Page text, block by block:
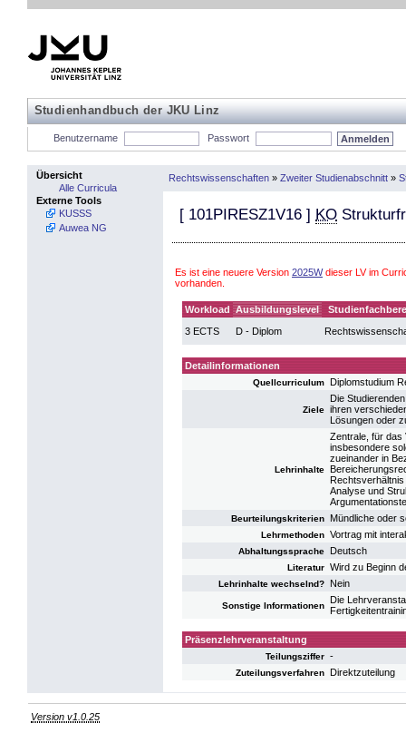
Studienhandbuch der JKU Linz
Benutzername Passwort
Übersicht
Alle Curricula
Externe Tools
KUSSS
Auwea NG
Rechtswissenschaften » Zweiter Studienabschnitt »
[ 101PIRESZ1V16 ] KO
Es ist eine neuere Version 2025Wdieser LV im
vorhanden.
Workload Ausbildungslevel
3 ECTS
D - Diplom
Detailinformationen
Quellcurriculum Diplomstudium
Ziele
Die
ihren
Lösungen oder
Lehrinhalte
Zentrale, für das
insbesondere
zueinander in
Analyse und
Beurteilungskriterien Mündliche oder
Lehrmethoden Vortrag mit
Abhaltungssprache Deutsch
Literatur Wird zu Beginn
Lehrinhalte wechselnd? Nein
Sonstige Informationen
Die
Präsenzlehrveranstaltung
Teilungsziffer -
Zuteilungsverfahren Direktzuteilung
Version v1.0.25